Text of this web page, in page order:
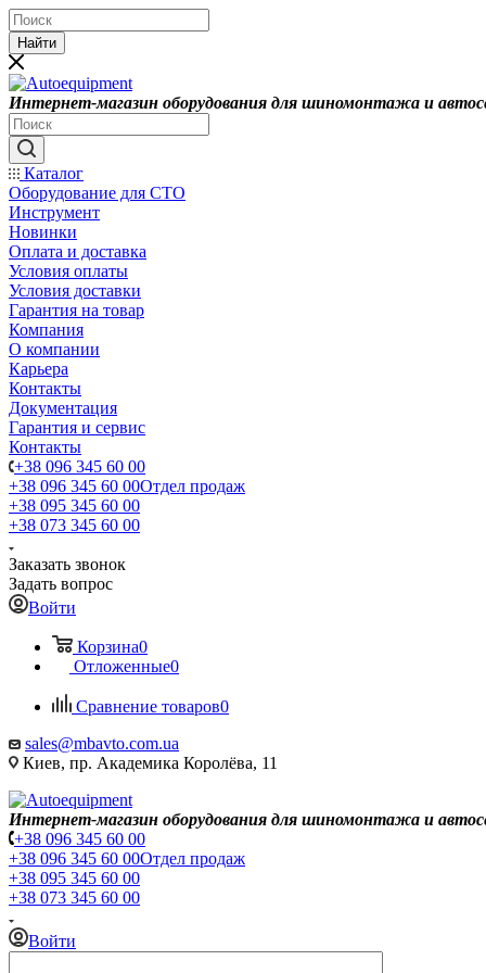
Найти
Интернет-магазин оборудования для шиномонтажа и
Каталог
Оборудование для СТО
Инструмент
Новинки
Оплата и доставка
Условия оплаты
Условия доставки
Гарантия на товар
Компания
О компании
Карьера
Контакты
Документация
Гарантия и сервис
Контакты
+38 096 345 60 00
+38 096 345 60 00Отдел продаж
+38 095 345 60 00
+38 073 345 60 00
Заказать звонок
Задать вопрос
Войти
Корзина0
Отложенные0
Сравнение товаров0
sales@mbavto.com.ua
Киев, пр. Академика Королёва, 11
Интернет-магазин оборудования для шиномонтажа и
+38 096 345 60 00
+38 096 345 60 00Отдел продаж
+38 095 345 60 00
+38 073 345 60 00
Войти